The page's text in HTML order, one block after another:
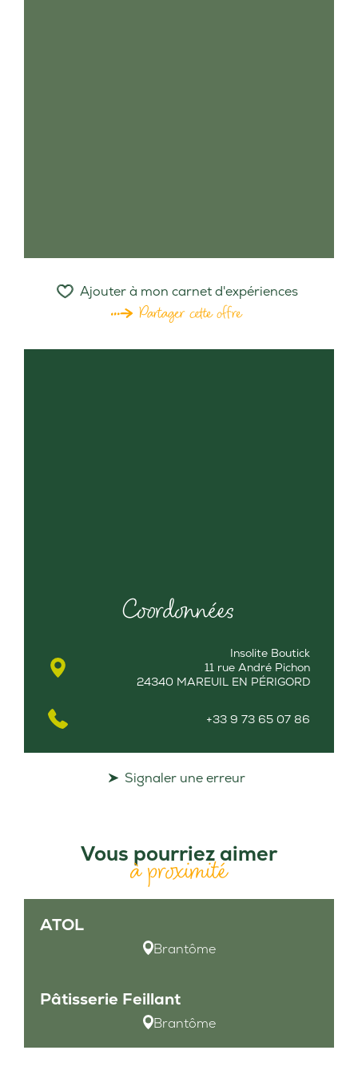
Ajouter à mon carnet d'expériences
Partager cette offre
Coordonnées
Insolite Boutick
11 rue André Pichon
24340 MAREUIL EN PÉRIGORD
+33 9 73 65 07 86
Signaler une erreur
Vous pourriez aimer
à proximité
ATOL
Brantôme
Pâtisserie Feillant
Brantôme